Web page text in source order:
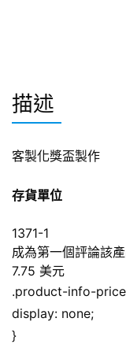
描述
客製化獎盃製作
存貨單位
1371-1
成為第一個評論該
7.75 美元
.product-info-
display: none;
}